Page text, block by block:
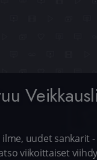
ilme, uudet sankarit
viikoittaiset